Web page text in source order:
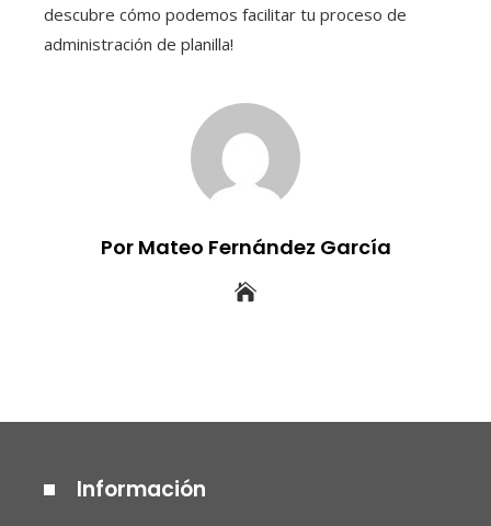
descubre cómo podemos facilitar tu proceso de
administración de planilla!
Por Mateo Fernández García
Información